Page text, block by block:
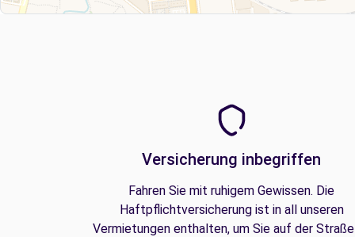
Versicherung inbegriffen
Fahren Sie mit ruhigem Gewissen. Die
Haftpflichtversicherung ist in all unseren
Vermietungen enthalten, um Sie auf der